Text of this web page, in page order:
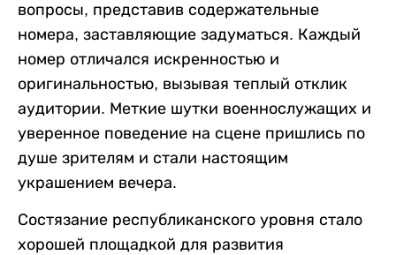
вопросы, представив содержательные
номера, заставляющие задуматься. Каждый
номер отличался искренностью и
оригинальностью, вызывая теплый отклик
аудитории. Меткие шутки военнослужащих и
уверенное поведение на сцене пришлись по
душе зрителям и стали настоящим
украшением вечера.
Состязание республиканского уровня стало
хорошей площадкой для развития